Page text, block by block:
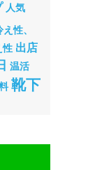
人気
性、
性 出店
温活
靴下